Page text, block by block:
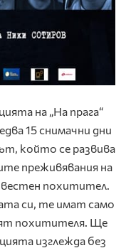
на „На прага“
едва 15 снимачни дни
който се развива
преживявания на
похитител.
си, те имат само
похитителя. Ще
изглежда без